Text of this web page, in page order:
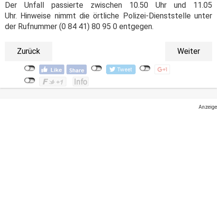
Der Unfall passierte zwischen 10.50 Uhr und 11.05
Uhr. Hinweise nimmt die örtliche Polizei-Dienststelle unter
der Rufnummer (0 84 41) 80 95 0 entgegen.
Zurück Weiter
Anzeige